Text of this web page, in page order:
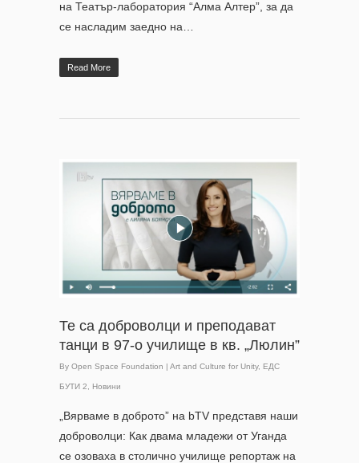
на Театър-лаборатория “Алма Алтер”, за да
се насладим заедно на…
Read More
Те са доброволци и преподават
танци в 97-о училище в кв. „Люлин”
By Open Space Foundation | Art and Culture for Unity, ЕДС
БУТИ 2 Новини
„Вярваме в доброто” на bTV представя наши
доброволци: Как двама младежи от Уганда
се озоваха в столично училище репортаж на